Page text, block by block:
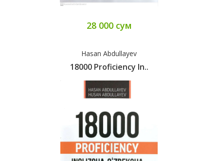
28 000 сум
Hasan Abdullayev
18000 Proficiency In..